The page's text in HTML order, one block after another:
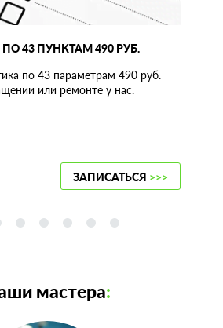
43 ПУНКТАМ 490 РУБ.
по 43 параметрам 490 руб.
или ремонте у нас.
ЗАПИСАТЬСЯ >>>
мастера: